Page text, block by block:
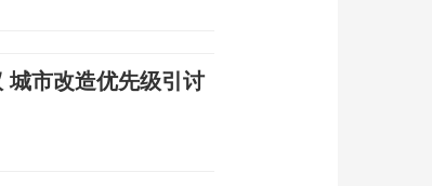
城市改造优先级引讨